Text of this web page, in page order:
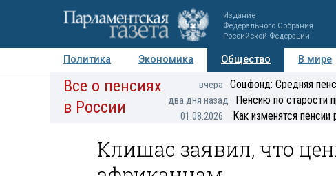
Издание
Федерального Собрания
Российской Федерации
Политика Экономика Общество В мире
Авторы Персоны Мнения Регионы
Все о пенсиях
в России
вчера Соцфонд: Средняя
два дня назад Пенсию по старости
01.08.2026 Как изменятся
Клишас заявил, что